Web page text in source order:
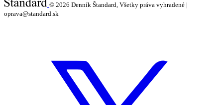
© 2026 Denník Štandard, Všetky práva vyhradené |
oprava@standard.sk